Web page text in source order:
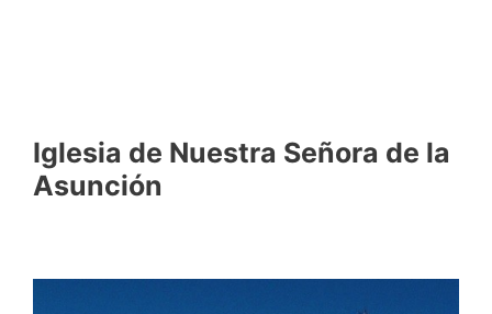
Iglesia de Nuestra Señora de la
Asunción